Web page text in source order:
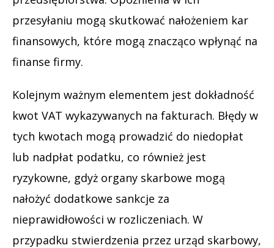
przesyłaniu mogą skutkować nałożeniem kar
finansowych, które mogą znacząco wpłynąć na
finanse firmy.
Kolejnym ważnym elementem jest dokładność
kwot VAT wykazywanych na fakturach. Błędy w
tych kwotach mogą prowadzić do niedopłat
lub nadpłat podatku, co również jest
ryzykowne, gdyż organy skarbowe mogą
nałożyć dodatkowe sankcje za
nieprawidłowości w rozliczeniach. W
przypadku stwierdzenia przez urząd skarbowy,